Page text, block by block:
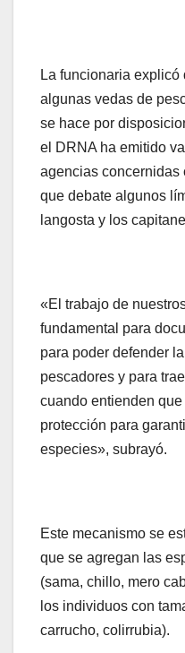
La funcionaria
algunas vedas de
se hace por
el DRNA ha emitido
agencias concernidas
que debate algunos
langosta y los
«El trabajo de
fundamental para
para poder defender
pescadores y para
cuando entienden
protección para
especies», subrayó.
Este mecanismo se
que se agregan las
(sama, chillo, mero
los individuos con
carrucho, colirrubia).